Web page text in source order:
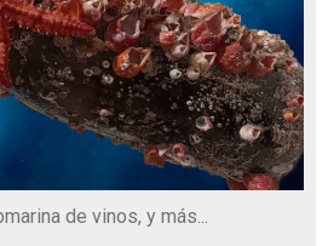
de vinos, y más...